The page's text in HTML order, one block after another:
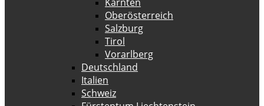
Oberösterreich
Salzburg
Tirol
Vorarlberg
Deutschland
Italien
Schweiz